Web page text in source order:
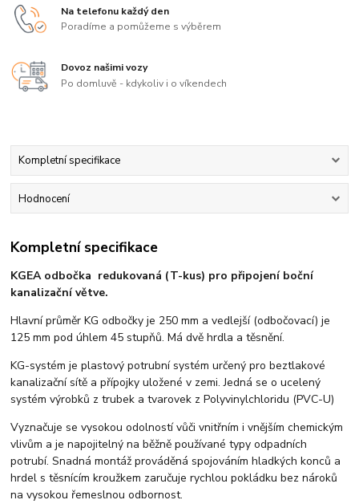
Na telefonu každý den
Poradíme a pomůžeme s výběrem
Dovoz našimi vozy
Po domluvě - kdykoliv i o víkendech
Kompletní specifikace
Hodnocení
Kompletní specifikace
KGEA odbočka redukovaná (T-kus) pro připojení boční
kanalizační větve.
Hlavní průměr KG odbočky je 250 mm a vedlejší (odbočovací) je
125 mm pod úhlem 45 stupňů. Má dvě hrdla a těsnění.
KG-systém je plastový potrubní systém určený pro beztlakové
kanalizační sítě a přípojky uložené v zemi. Jedná se o ucelený
systém výrobků z trubek a tvarovek z Polyvinylchloridu (PVC-U)
Vyznačuje se vysokou odolností vůči vnitřním i vnějším chemickým
vlivům a je napojitelný na běžně používané typy odpadních
potrubí. Snadná montáž prováděná spojováním hladkých konců a
hrdel s těsnícím kroužkem zaručuje rychlou pokládku bez nároků
na vysokou řemeslnou odbornost.